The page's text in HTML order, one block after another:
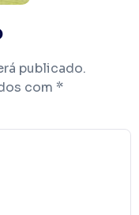
publicado.
com *